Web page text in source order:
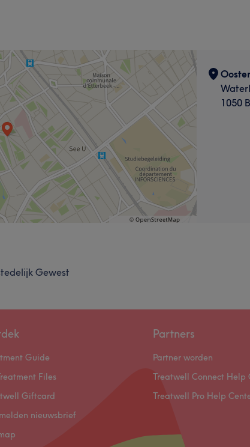
1050
Gewest
Guide
Files
Giftcard
nieuwsbrief
Partners
Partner worden
Treatwell Connect Help
Treatwell Pro Help